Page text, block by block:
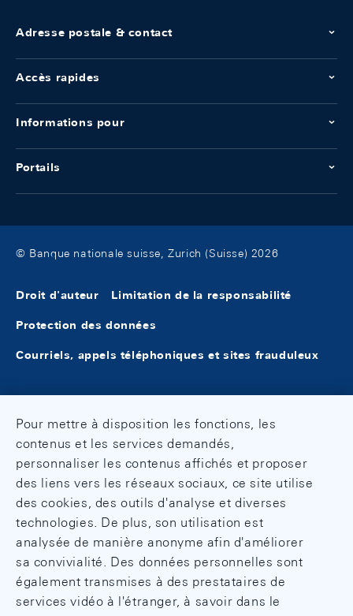
Adresse postale & contact
Accès rapides
Informations pour
Portails
© Banque nationale suisse, Zurich (Suisse) 2026
Droit d'auteur Limitation de la responsabilité
Protection des données
Courriels, appels téléphoniques et sites frauduleux
Pour mettre à disposition les fonctions, les
contenus et les services demandés,
personnaliser les contenus affichés et proposer
des liens vers les réseaux sociaux, ce site utilise
des cookies, des outils d'analyse et diverses
technologies. De plus, son utilisation est
analysée de manière anonyme afin d'améliorer
sa convivialité. Des données personnelles sont
également transmises à des prestataires de
services vidéo à l'étranger, à savoir dans le